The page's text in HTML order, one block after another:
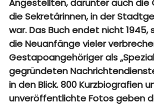
die Sekretärinnen, in der
war. Das Buch endet nicht
die Neuanfänge vieler
Gestapoangehöriger als
gegründeten
in den Blick. 800 Kurzbiografien
unveröffentlichte Fotos geben